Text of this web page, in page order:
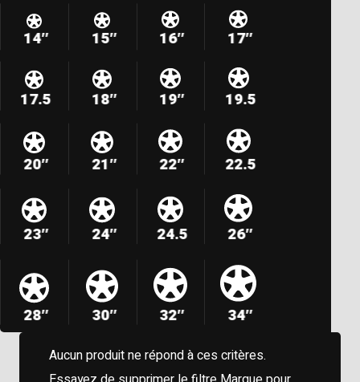
14″ 15″ 16″ 17″
17.5 18″ 19″ 19.5
20″ 21″ 22″ 22.5
23″ 24″ 24.5 26″
28″ 30″ 32″ 34″
Aucun produit ne répond à ces critères.